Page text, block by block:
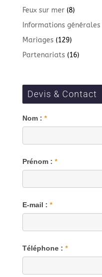
Feux sur mer(8)
Informations générales
Mariages (129)
Partenariats (16)
Devis & Contact
Blog
Nom : *
Prénom : *
E-mail : *
Téléphone : *